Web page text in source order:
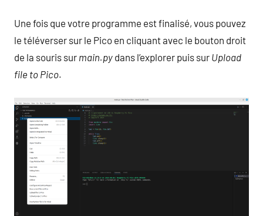
Une fois que votre programme est finalisé, vous pouvez
le téléverser sur le Pico en cliquant avec le bouton droit
de la souris sur main.py dans l’explorer puis sur Upload
file to Pico.